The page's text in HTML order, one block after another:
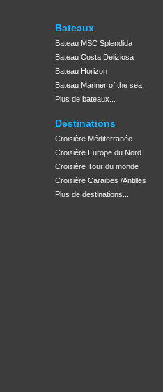
Bateaux
Bateau MSC Splendida
Bateau Costa Deliziosa
Bateau Horizon
Bateau Mariner of the sea
Plus de bateaux...
Destinations
Croisière Méditerranée
Croisière Europe du Nord
Croisière Tour du monde
Croisière Caraibes /Antilles
Plus de destinations...